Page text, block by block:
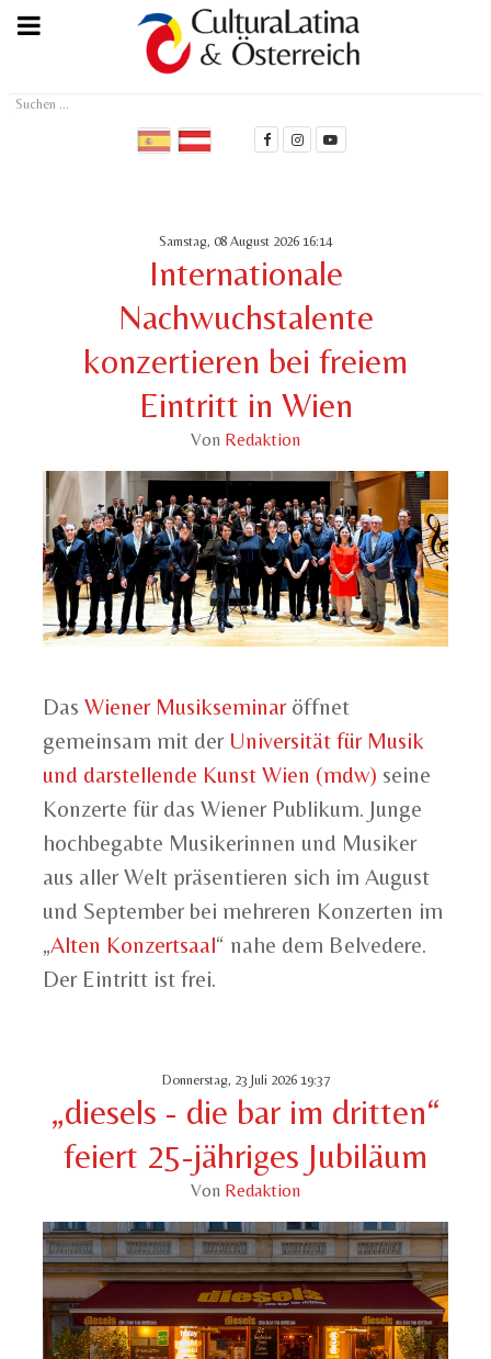
Suchen
Samstag, 08 August 2026 16:14
Internationale
Nachwuchstalente
konzertieren bei freiem
Eintritt in Wien
Von Redaktion
Das Wiener Musikseminaröffnet
gemeinsam mit der Universität für Musik
und darstellende Kunst Wien (mdw) seine
Konzerte für das Wiener Publikum. Junge
hochbegabte Musikerinnen und Musiker
aus aller Welt präsentieren sich im August
und September bei mehreren Konzerten im
„Alten Konzertsaal“ nahe dem Belvedere.
Der Eintritt ist frei.
Donnerstag, 23 Juli 2026 19:37
„diesels - die bar im dritten“
feiert 25-jähriges Jubiläum
Von Redaktion